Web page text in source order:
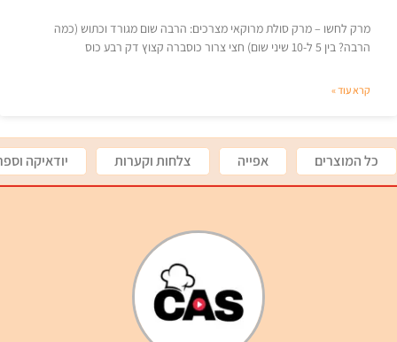
מרק לחשו – מרק סולת מרוקאי מצרכים: הרבה שום מגורד וכתוש (כמה
הרבה? בין 5 ל-10 שיני שום) חצי צרור כוסברה קצוץ דק רבע כוס
קרא עוד »
כל המוצרים אפייה צלחות וקערות יודאיקה